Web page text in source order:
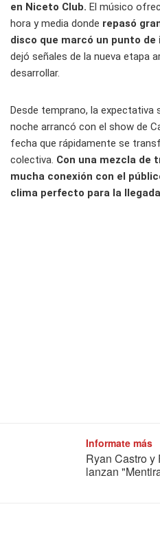
en Niceto Club. El músico
hora y media donde repasó
disco que marcó un punto
dejó señales de la nueva etapa
desarrollar.
Desde temprano, la expectativa
noche arrancó con el show de
fecha que rápidamente se
colectiva. Con una mezcla de
mucha conexión con el
clima perfecto para la
Informate más
Ryan Castro y
lanzan